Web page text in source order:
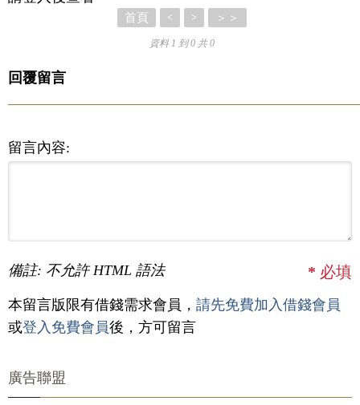
首頁 < > ＞＞
資料 1 到 0 共 0
回覆留言
留言內容:
備註: 不允許 HTML 語法 * 必填
本留言版限有借錢需求會員， 請先免費加入借錢會員
或登入免費會員後，方可留言
廣告聯盟